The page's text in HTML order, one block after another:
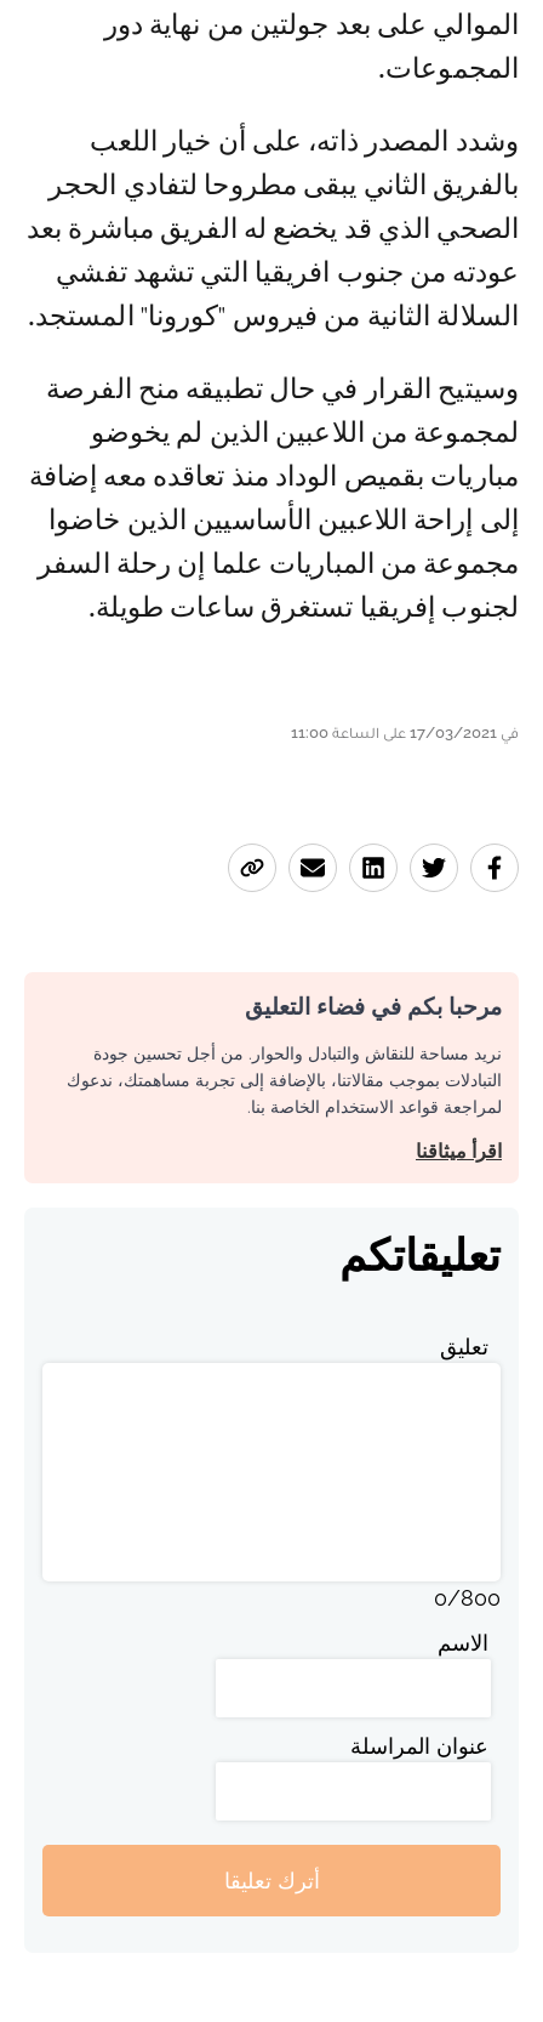
الموالي على بعد جولتين من نهاية دور
المجموعات.
وشدد المصدر ذاته، على أن خيار اللعب
بالفريق الثاني يبقى مطروحا لتفادي الحجر
الصحي الذي قد يخضع له الفريق مباشرة بعد
عودته من جنوب افريقيا التي تشهد تفشي
السلالة الثانية من فيروس "كورونا" المستجد.
وسيتيح القرار في حال تطبيقه منح الفرصة
لمجموعة من اللاعبين الذين لم يخوضو
مباريات بقميص الوداد منذ تعاقده معه إضافة
إلى إراحة اللاعبين الأساسيين الذين خاضوا
مجموعة من المباريات علما إن رحلة السفر
لجنوب إفريقيا تستغرق ساعات طويلة.
في 17/03/2021 على الساعة 11:00
مرحبا بكم في فضاء التعليق
نريد مساحة للنقاش والتبادل والحوار. من أجل تحسين جودة
التبادلات بموجب مقالاتنا، بالإضافة إلى تجربة مساهمتك، ندعوك
لمراجعة قواعد الاستخدام الخاصة بنا.
اقرأ ميثاقنا
تعليقاتكم
تعليق
0/800
الاسم
عنوان المراسلة
أترك تعليقا